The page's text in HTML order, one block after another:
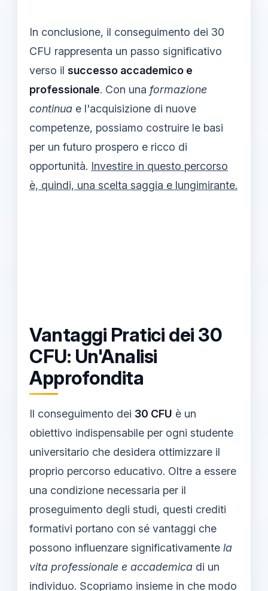
In conclusione, il conseguimento dei 30
CFU rappresenta un passo significativo
verso il successo accademico e
professionale. Con una formazione
continua e l'acquisizione di nuove
competenze, possiamo costruire le basi
per un futuro prospero e ricco di
opportunità. Investire in questo percorso
è, quindi, una scelta saggia e lungimirante.
Vantaggi Pratici dei 30
CFU: Un'Analisi
Approfondita
Il conseguimento dei 30 CFU è un
obiettivo indispensabile per ogni studente
universitario che desidera ottimizzare il
proprio percorso educativo. Oltre a essere
una condizione necessaria per il
proseguimento degli studi, questi crediti
formativi portano con sé vantaggi che
possono influenzare significativamente la
vita professionale e accademica di un
individuo. Scopriamo insieme in che modo